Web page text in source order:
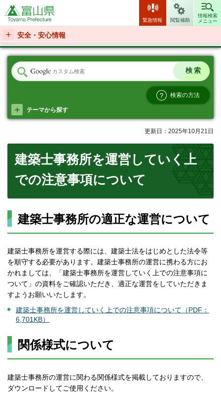
富山県
緊急情報 閲覧補助
情報検索
メニュー
安全・安心情報
検索の方法
テーマから探す
更新日：2025年10月21日
建築士事務所を運営していく上
での注意事項について
建築士事務所の適正な運営について
建築士事務所を運営する際には、建築士法をはじめとした法令等
を順守する必要があります。建築士事務所の運営に携わる方にお
かれましては、「建築士事務所を運営していく上での注意事項に
ついて」の資料をご確認いただき、適正な運営をしていただきま
すようお願いいたします。
建築士事務所を運営していく上での注意事項について（PDF：
6,701KB）
関係様式について
建築士事務所の運営に関わる関係様式を掲載しておりますので、
ダウンロードしてご使用ください。